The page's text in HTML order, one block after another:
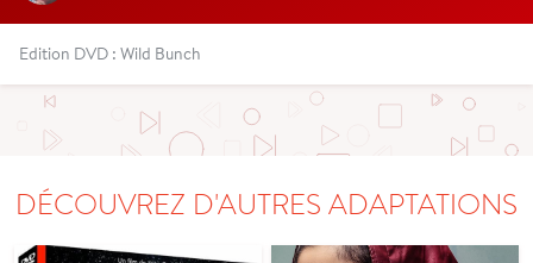
Edition DVD : Wild Bunch
DÉCOUVREZ D'AUTRES ADAPTATIONS